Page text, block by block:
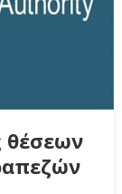
θέσεων